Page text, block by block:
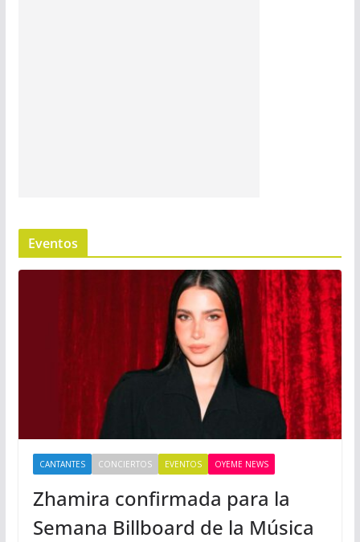
Eventos
CANTANTES CONCIERTOS EVENTOS OYEME NEWS
Zhamira confirmada para la
Semana Billboard de la Música